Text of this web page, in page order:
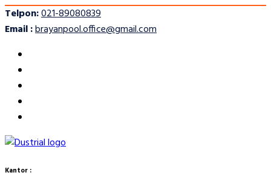
Telpon:021-89080839
Email :brayanpool.office@gmail.com
Kantor :